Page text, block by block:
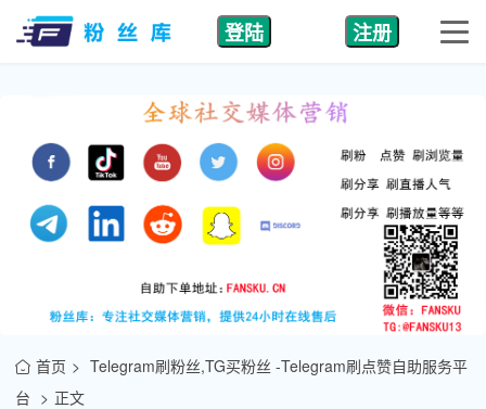
登陆 注册
首页
Telegram刷粉丝,TG买粉丝 -Telegram刷点赞自助服务平
台
正文